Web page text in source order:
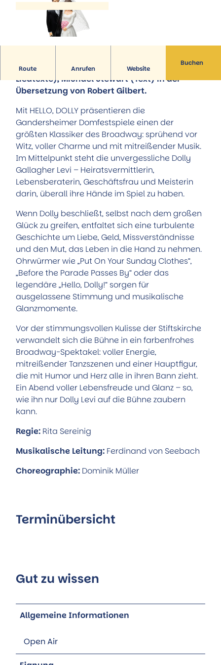
Führungen
Museum Portal zur Geschichte
StadtMuseum
Museum Römerschlacht Harzhorn
Trinkbrunnenhäuschen der Sole-Quelle
Natur-Solefreibad
Aktiv & Familie
Alle Themen
Familie und Kinder
Wandern
Natur-Solefreibad
Flugplatz
Pony-Gestüt
Kino
Weitere Freizeit- und Sportangebote
Service
Stellenausschreibungen
Prospekte
Öffentliche Toiletten
Stadtplan
Aktuelles
Anreise
Team
Route Anrufen Website
Buchen
Musical von Jerry Herman (Musik und
Liedtexte), Michael Stewart (Text) in der
Übersetzung von Robert Gilbert.
Mit HELLO, DOLLY präsentieren die
Gandersheimer Domfestspiele einen der
größten Klassiker des Broadway: sprühend vor
Witz, voller Charme und mit mitreißender Musik.
Im Mittelpunkt steht die unvergessliche Dolly
Gallagher Levi – Heiratsvermittlerin,
Lebensberaterin, Geschäftsfrau und Meisterin
darin, überall ihre Hände im Spiel zu haben.
Wenn Dolly beschließt, selbst nach dem großen
Glück zu greifen, entfaltet sich eine turbulente
Geschichte um Liebe, Geld, Missverständnisse
und den Mut, das Leben in die Hand zu nehmen.
Ohrwürmer wie „Put On Your Sunday Clothes“,
„Before the Parade Passes By“ oder das
legendäre „Hello, Dolly!“ sorgen für
ausgelassene Stimmung und musikalische
Glanzmomente.
Vor der stimmungsvollen Kulisse der Stiftskirche
verwandelt sich die Bühne in ein farbenfrohes
Broadway-Spektakel: voller Energie,
mitreißender Tanzszenen und einer Hauptfigur,
die mit Humor und Herz alle in ihren Bann zieht.
Ein Abend voller Lebensfreude und Glanz – so,
wie ihn nur Dolly Levi auf die Bühne zaubern
kann.
Regie: Rita Sereinig
Musikalische Leitung: Ferdinand von Seebach
Choreographie: Dominik Müller
Terminübersicht
Gut zu wissen
Allgemeine Informationen
Open Air